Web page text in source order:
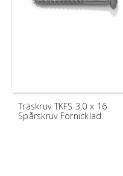
Träskruv TKFS 3,0 x 16
Spårskruv Förnicklad